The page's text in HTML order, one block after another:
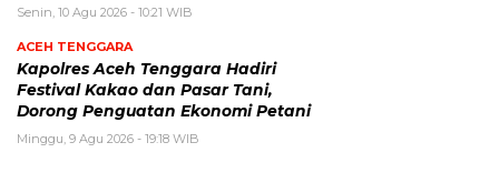
Senin, 10 Agu 2026 - 10:21 WIB
ACEH TENGGARA
Kapolres Aceh Tenggara Hadiri
Festival Kakao dan Pasar Tani,
Dorong Penguatan Ekonomi Petani
Minggu, 9 Agu 2026 - 19:18 WIB